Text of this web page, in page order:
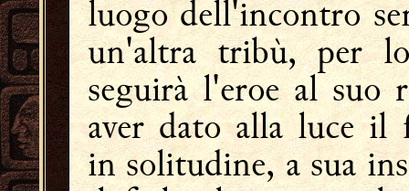
luogo dell'incontro
un'altra tribù, per
seguirà l'eroe al
aver dato alla luce il
in solitudine, a sua